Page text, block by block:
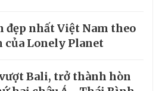
đẹp nhất Việt Nam theo
của Lonely Planet
vượt Bali, trở thành hòn